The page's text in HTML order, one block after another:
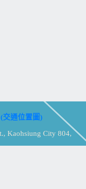
(交通位置圖)
Kaohsiung City 804,